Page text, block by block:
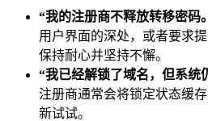
“我的注册商不释放转移密码
用户界面的深处，或者要求
保持耐心并坚持不懈。
“我已经解锁了域名，但系统
注册商通常会将锁定状态缓
新试试。